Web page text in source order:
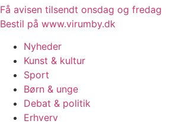
Få avisen tilsendt onsdag og fredag
Bestil på www.virumby.dk
Nyheder
Kunst & kultur
Sport
Børn & unge
Debat & politik
Erhverv